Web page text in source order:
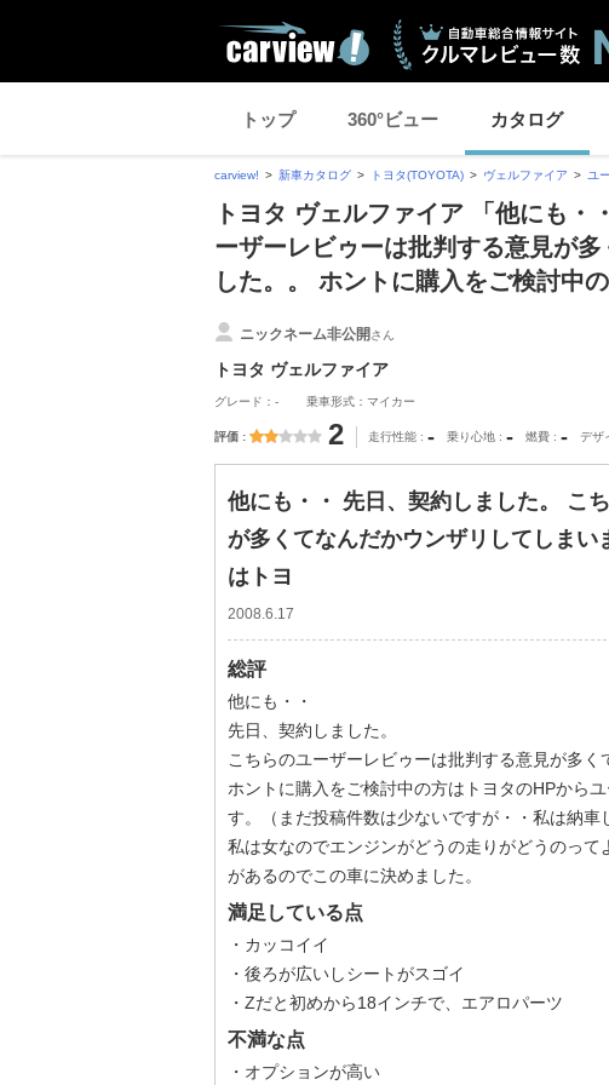
トップ 360°ビュー カタログ
carview! 新車カタログ トヨタ(TOYOTA) ヴェルファイア ユ
トヨタ ヴェルファイア 「他にも
ーザーレビゥーは批判する意見が
した。。 ホントに購入をご検討中
ニックネーム非公開さん
トヨタ ヴェルファイア
グレード：- 乗車形式：マイカー
評価 2 走行性能 - 乗り心地 - 燃費 - デザ
他にも・・ 先日、契約しました。 こ
が多くてなんだかウンザリしてしま
はトヨ
2008.6.17
総評
他にも・・
先日、契約しました。
こちらのユーザーレビゥーは批判する意見が多く
ホントに購入をご検討中の方はトヨタのHPから
す。（まだ投稿件数は少ないですが・・私は納車
私は女なのでエンジンがどうの走りがどうのっ
があるのでこの車に決めました。
満足している点
・カッコイイ
・後ろが広いしシートがスゴイ
・Zだと初めから18インチで、エアロパーツ
不満な点
・オプションが高い